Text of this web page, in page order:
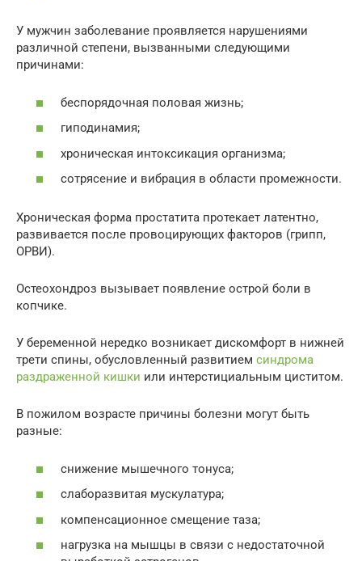
У мужчин заболевание проявляется нарушениями
различной степени, вызванными следующими
причинами:
беспорядочная половая жизнь;
гиподинамия;
хроническая интоксикация организма;
сотрясение и вибрация в области промежности.
Хроническая форма простатита протекает латентно,
развивается после провоцирующих факторов (грипп,
ОРВИ).
Остеохондроз вызывает появление острой боли в
копчике.
У беременной нередко возникает дискомфорт в нижней
трети спины, обусловленный развитием синдрома
раздраженной кишки или интерстициальным циститом.
В пожилом возрасте причины болезни могут быть
разные:
снижение мышечного тонуса;
слаборазвитая мускулатура;
компенсационное смещение таза;
нагрузка на мышцы в связи с недостаточной